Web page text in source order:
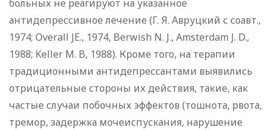
больных не реагируют на указанное
антидепрессивное лечение (Г. Я. Авруцкий с соавт.,
1974; Overall JE., 1974, Berwish N. J., Amsterdam J. D.,
1988; Keller M. B, 1988). Кроме того, на терапии
традиционными антидепрессантами выявились
отрицательные стороны их действия, такие, как
частые случаи побочных эффектов (тошнота, рвота,
тремор, задержка мочеиспускания, нарушение